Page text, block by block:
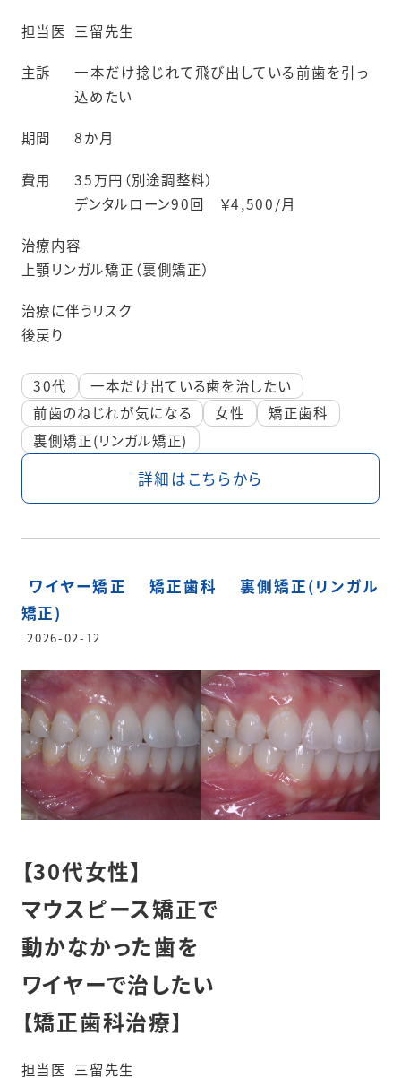
担当医 三留先生
主訴
一本だけ捻じれて飛び出している前歯を引っ
込めたい
期間 8か月
費用
35万円（別途調整料）
デンタルローン90回 ￥4,500/月
治療内容
上顎リンガル矯正（裏側矯正）
治療に伴うリスク
後戻り
30代
一本だけ出ている歯を治したい
前歯のねじれが気になる
女性
矯正歯科
裏側矯正(リンガル矯正)
詳細はこちらから
ワイヤー矯正 矯正歯科
裏側矯正(リンガル
矯正)
2026-02-12
【30代女性】
マウスピース矯正で
動かなかった歯を
ワイヤーで治したい
【矯正歯科治療】
担当医 三留先生